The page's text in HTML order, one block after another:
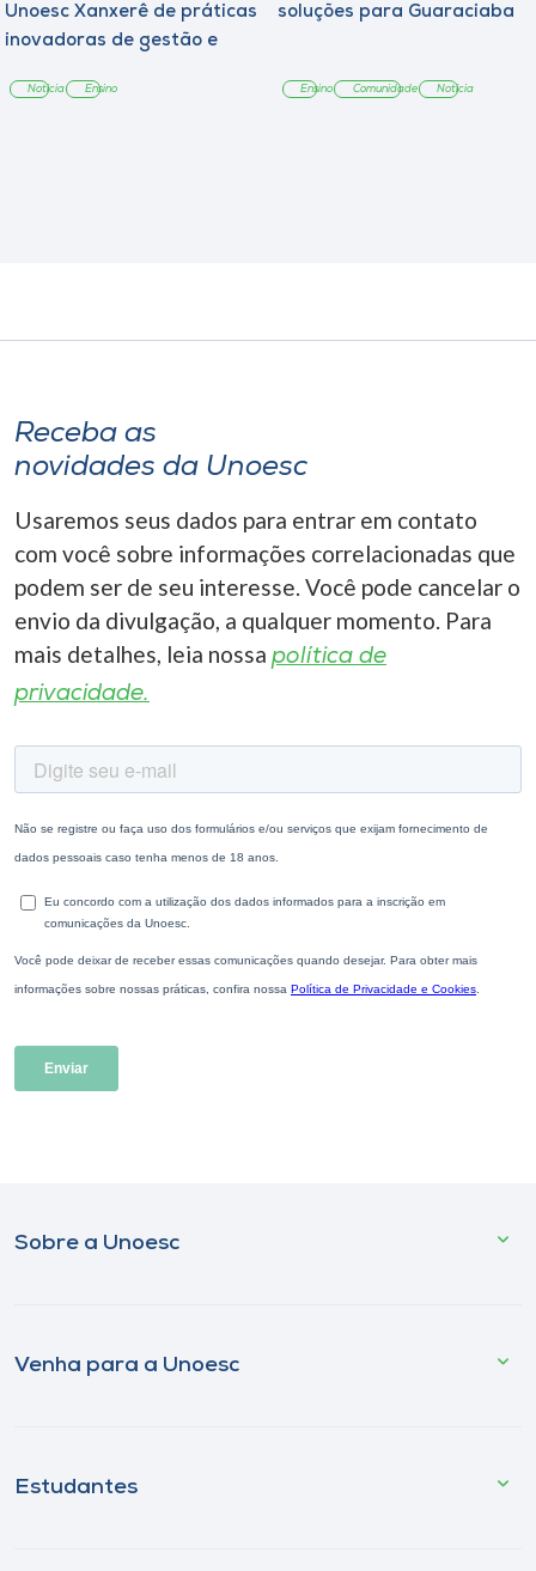
Unoesc Xanxerê de práticas
inovadoras de gestão e
Notícia Ensino
soluções para Guaraciaba
Ensino Comunidade Notícia
Receba as
novidades da Unoesc
Usaremos seus dados para entrar em contato
com você sobre informações correlacionadas que
podem ser de seu interesse. Você pode cancelar o
envio da divulgação, a qualquer momento. Para
mais detalhes, leia nossa política de
privacidade.
Sobre a Unoesc
Venha para a Unoesc
Estudantes